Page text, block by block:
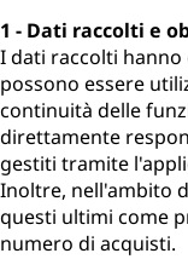
1 - Dati raccolti e
I dati raccolti
possono essere
continuità delle
direttamente
gestiti tramite
Inoltre, nell'ambito
questi ultimi come
numero di acquisti.